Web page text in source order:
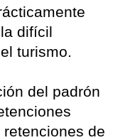
difícil
turismo.
del padrón
de